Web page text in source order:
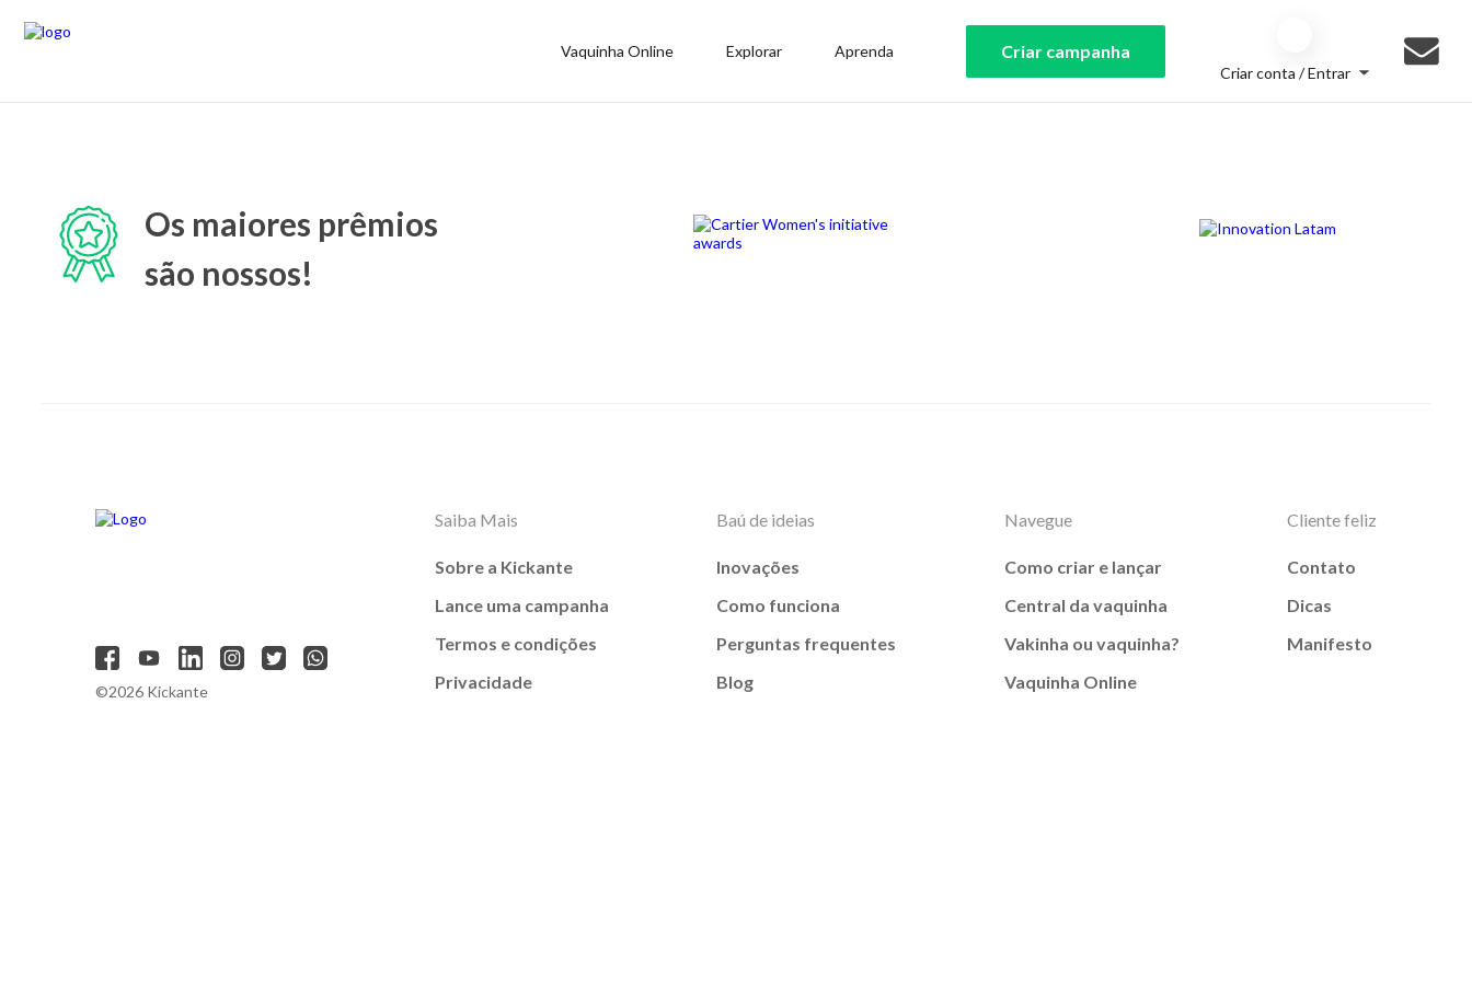
Vaquinha Online Explorar Aprenda Criar campanha
Criar conta / Entrar
Os maiores prêmios
são nossos!
©2026 Kickante
Saiba Mais
Sobre a Kickante
Lance uma campanha
Termos e condições
Privacidade
Baú de ideias
Inovações
Como funciona
Perguntas frequentes
Blog
Navegue
Como criar e lançar
Central da vaquinha
Vakinha ou vaquinha?
Vaquinha Online
Cliente feliz
Contato
Dicas
Manifesto